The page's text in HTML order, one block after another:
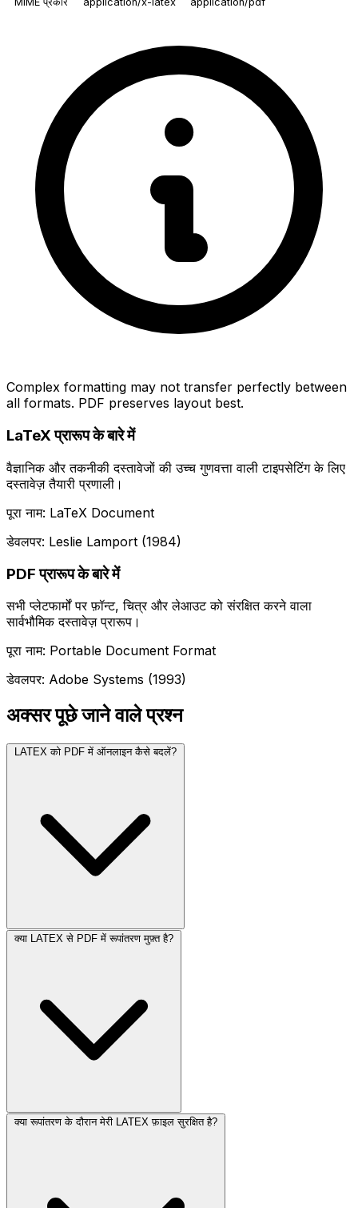
Complex formatting may not transfer perfectly between
all formats. PDF preserves layout best.
LaTeX प्रारूप के बारे में
वैज्ञानिक और तकनीकी दस्तावेजों की उच्च गुणवत्ता वाली टाइपसेटिंग के लिए
दस्तावेज़ तैयारी प्रणाली।
पूरा नाम: LaTeX Document
डेवलपर: Leslie Lamport (1984)
PDF प्रारूप के बारे में
सभी प्लेटफार्मों पर फ़ॉन्ट, चित्र और लेआउट को संरक्षित करने वाला
सार्वभौमिक दस्तावेज़ प्रारूप।
पूरा नाम: Portable Document Format
डेवलपर: Adobe Systems (1993)
अक्सर पूछे जाने वाले प्रश्न
LATEX को PDF में ऑनलाइन कैसे बदलें?
क्या LATEX से PDF में रूपांतरण मुफ़्त है?
क्या रूपांतरण के दौरान मेरी LATEX फ़ाइल सुरक्षित है?